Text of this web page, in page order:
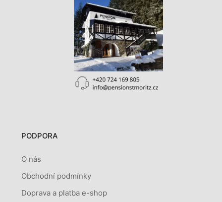
PODPORA
O nás
Obchodní podmínky
Doprava a platba e-shop